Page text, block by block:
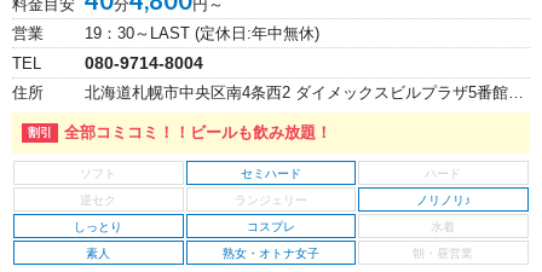
料金目安 分
円～
営業
19：30～LAST (定休日:年中無休)
TEL
080-9714-8004
住所
全部コミコミ！！ビールも飲み放題！
セミハード
ノリノリ♪
しっとり
コスプレ
素人
熟女・オトナ女子